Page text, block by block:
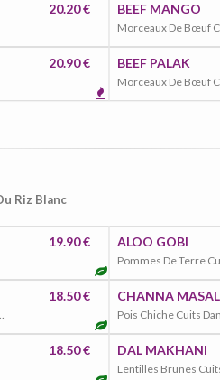
20.20 € BEEF MANGO
20.90 € BEEF PALAK
Riz Blanc
19.90 € ALOO GOBI
Hachés
18.50 € CHANNA
Pois Chiche Cuits
18.50 € DAL MAKHANI